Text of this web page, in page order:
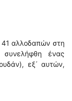
41 αλλοδαπών στη
ένας
εξ΄ αυτών,